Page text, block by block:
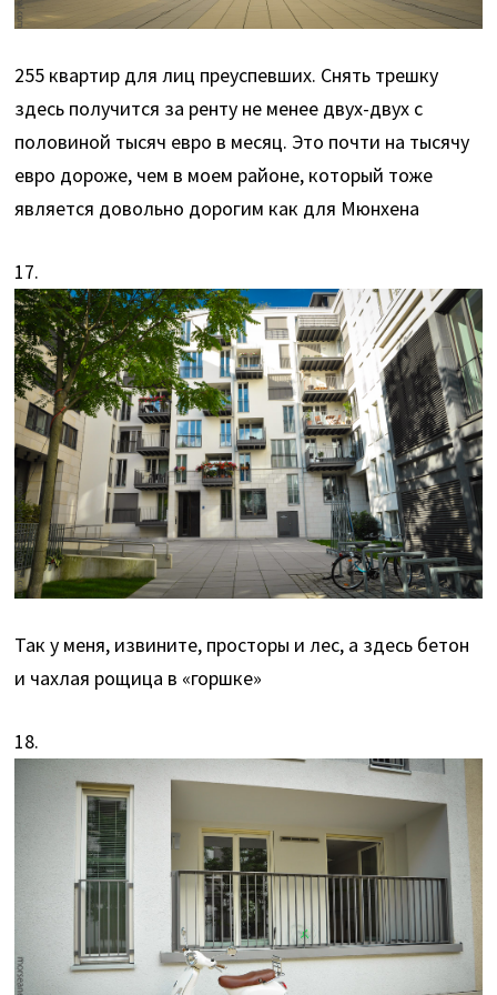
255 квартир для лиц преуспевших. Снять трешку
здесь получится за ренту не менее двух-двух с
половиной тысяч евро в месяц. Это почти на тысячу
евро дороже, чем в моем районе, который тоже
является довольно дорогим как для Мюнхена
17.
Так у меня, извините, просторы и лес, а здесь бетон
и чахлая рощица в «горшке»
18.